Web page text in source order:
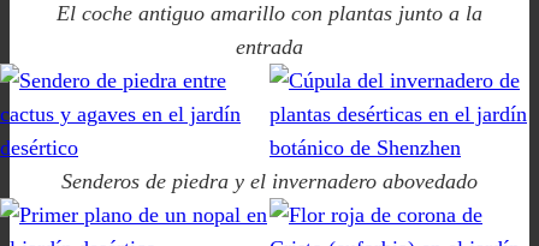
El coche antiguo amarillo con plantas junto a la
entrada
Senderos de piedra y el invernadero abovedado